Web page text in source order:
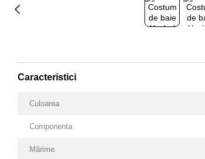
Caracteristici
Culoarea
Componenta
Mărime